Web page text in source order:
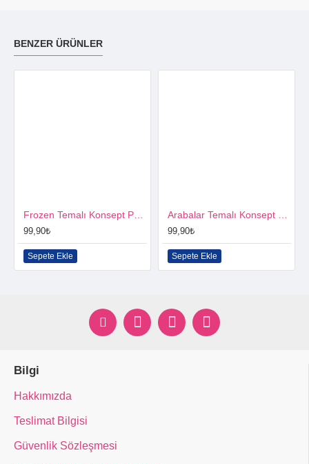
BENZER ÜRÜNLER
99,90₺
Sepete Ekle
99,90₺
Sepete Ekle
Bilgi
Hakkımızda
Teslimat Bilgisi
Güvenlik Sözleşmesi